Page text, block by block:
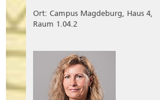
Ort: Campus Magdeburg, Haus 4,
Raum 1.04.2